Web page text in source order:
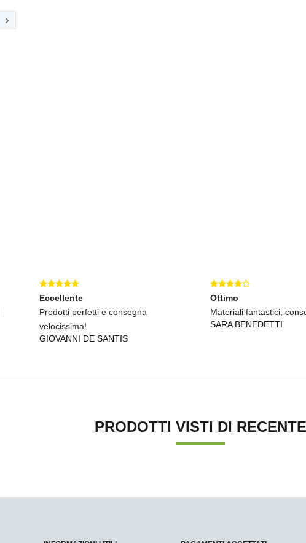
Eccellente
Prodotti perfetti e consegna
velocissima!
GIOVANNI DE SANTIS
Ottimo
Materiali fantastici,
SARA BENEDETTI
PRODOTTI VISTI DI RECENTE